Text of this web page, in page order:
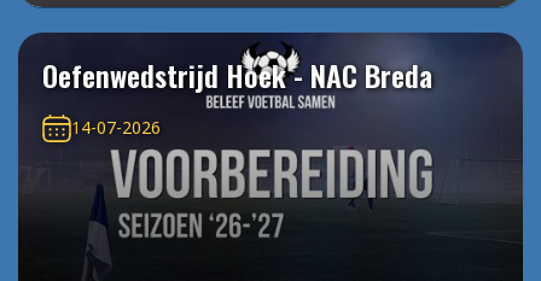
Oefenwedstrijd Hoek - NAC Breda
14-07-2026